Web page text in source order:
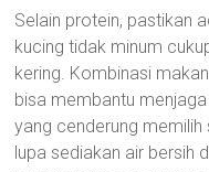
Selain protein, pastikan
kucing tidak minum
kering. Kombinasi
bisa membantu
yang cenderung
lupa sediakan air bersih